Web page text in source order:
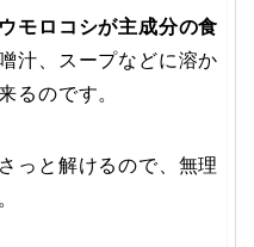
ウモロコシが主成分の食
汁、スープなどに溶か
るのです。
っと解けるので、無理